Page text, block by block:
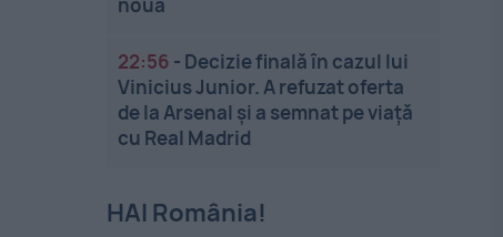
22:56 - Decizie finală în cazul lui
Vinicius Junior. A refuzat oferta
de la Arsenal și a semnat pe viață
cu Real Madrid
HAI România!